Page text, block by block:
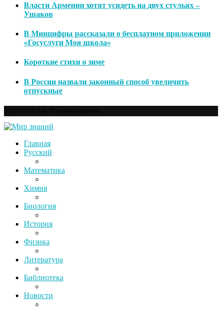
Власти Армении хотят усидеть на двух стульях –
Ушаков
В Минцифры рассказали о бесплатном приложении
«Госуслуги Моя школа»
Короткие стихи о зиме
В России назвали законный способ увеличить
отпускные
Главная
Русский
Математика
Химия
Биология
История
Физика
Литература
Библиотека
Новости